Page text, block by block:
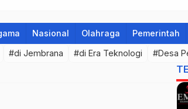
Nasional Olahraga Pemerintah
#di Jembrana #di Era Teknologi #Desa